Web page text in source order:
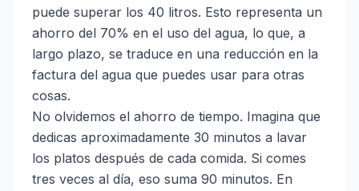
puede superar los 40 litros. Esto representa un
ahorro del 70% en el uso del agua, lo que, a
largo plazo, se traduce en una reducción en la
factura del agua que puedes usar para otras
cosas.
No olvidemos el ahorro de tiempo. Imagina que
dedicas aproximadamente 30 minutos a lavar
los platos después de cada comida. Si comes
tres veces al día, eso suma 90 minutos. En